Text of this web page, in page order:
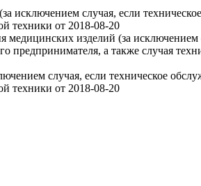
исключением случая, если
техники от 2018-08-20
изделий (за исключением
предпринимателя, а также случая
случая, если техническое
техники от 2018-08-20